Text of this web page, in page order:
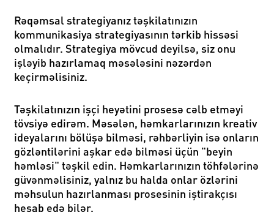
Rəqəmsal strategiyanız təşkilatınızın
kommunikasiya strategiyasının tərkib hissəsi
olmalıdır. Strategiya mövcud deyilsə, siz onu
işləyib hazırlamaq məsələsini nəzərdən
keçirməlisiniz.
Təşkilatınızın işçi heyətini prosesə cəlb etməyi
tövsiyə edirəm. Məsələn, həmkarlarınızın kreativ
ideyalarını bölüşə bilməsi, rəhbərliyin isə onların
gözləntilərini aşkar edə bilməsi üçün "beyin
həmləsi" təşkil edin. Həmkarlarınızın töhfələrinə
güvənməlisiniz, yalnız bu halda onlar özlərini
məhsulun hazırlanması prosesinin iştirakçısı
hesab edə bilər.